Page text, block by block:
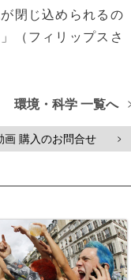
閉じ込められるの
（フィリップスさ
環境・科学 一覧へ
画 購入のお問合せ >